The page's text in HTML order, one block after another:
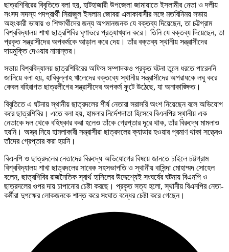
ছাত্রশিবিরের বিবৃতিতে বলা হয়, হাটহাজারী উপজেলা জামায়াতে ইসলামীর নেতা ও দলীয়
সংসদ সদস্য পদপ্রার্থী সিরাজুল ইসলাম জোবরা এলাকাবাসীর সঙ্গে মতবিনিময় সভায়
অহংকারী ভাষায় ও শিক্ষার্থীদের জন্য অপমানজনক যে বক্তব্য দিয়েছেন, তা চট্টগ্রাম
বিশ্ববিদ্যালয় শাখা ছাত্রশিবির ঘৃণাভরে প্রত্যাখ্যান করে। তিনি যে বক্তব্য দিয়েছেন, তা
প্রকৃত সন্ত্রাসীদের অপকর্মকে আড়াল করে দেয়। তাঁর বক্তব্য স্থানীয় সন্ত্রাসীদের
দায়মুক্তি দেওয়ার নামান্তর।
সভায় বিশ্ববিদ্যালয় ছাত্রশিবিরের অফিস সম্পাদকও প্রকৃত ঘটনা তুলে ধরতে পারেননি
জানিয়ে বলা হয়, হাবিবুল্লাহ খালেদের বক্তব্যে স্থানীয় সন্ত্রাসীদের অপরাধকে লঘু করে
কেবল বহিরাগত ছাত্রলীগের সন্ত্রাসীদের অপকর্ম ফুটে উঠেছে, যা অনাকাঙ্ক্ষিত।
বিবৃতিতে এ ঘটনায় স্থানীয় ছাত্রদলের শীর্ষ নেতারা সরাসরি অংশ নিয়েছেন বলে অভিযোগ
করে ছাত্রশিবির। এতে বলা হয়, হামলার নির্দেশদাতা হিসেবে বিএনপির স্থানীয় এক
নেতাকে দল থেকে বহিষ্কার করা হলেও তাঁকে গ্রেপ্তার দূরে থাক, তাঁর বিরুদ্ধে মামলাও
হয়নি। অস্ত্র নিয়ে হামলাকারী সন্ত্রাসীরা ছাত্রদলের ক্যাডার হওয়ার প্রমাণ থাকা সত্ত্বেও
তাঁদের গ্রেপ্তার করা হয়নি।
বিএনপি ও ছাত্রদলের নেতাদের বিরুদ্ধে অভিযোগের বিষয়ে জানতে চাইলে চট্টগ্রাম
বিশ্ববিদ্যালয় শাখা ছাত্রদলের সাবেক সহসভাপতি ও স্থানীয় বাসিন্দা মোহাম্মদ সোহেল
বলেন, ছাত্রশিবির রাজনৈতিক স্বার্থ হাসিলের উদ্দেশ্যেই সংঘর্ষের ঘটনায় বিএনপি ও
ছাত্রদলের ওপর দায় চাপানোর চেষ্টা করছে। প্রকৃত সত্য হলো, স্থানীয় বিএনপির নেতা-
কর্মীরা দুপক্ষের লোকজনকে শান্ত করে সংঘাত বন্ধের চেষ্টা করে গেছেন।